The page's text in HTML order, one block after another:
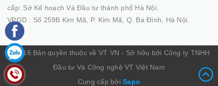
cấp: Sở Kế hoạch Và Đầu tư thành phố Hà Nội.
VPGD : Số 259B Kim Mã, P. Kim Mã, Q. Ba Đình, Hà Nội.
© 2016 Bản quyền thuộc về VT VN - Sở hữu bởi Công ty TNHH
Đầu tư Và Công nghệ VT Việt Nam
Cung cấp bởiSapo